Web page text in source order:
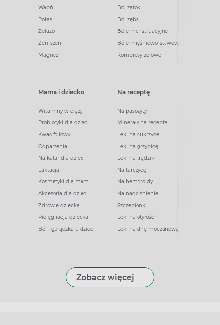
Wapń
Potas
Żelazo
Żeń-szeń
Magnez
Ból zatok
Ból zęba
Bóle menstruacyjne
Bóle mięśniowo-stawowe
Kompresy żelowe
Mama i dziecko
Witaminy w ciąży
Probiotyki dla dzieci
Kwas foliowy
Odparzenia
Na katar dla dzieci
Laktacja
Kosmetyki dla mam
Akcesoria dla dzieci
Zdrowie dziecka
Pielęgnacja dziecka
Ból i gorączka u dzieci
Na receptę
Na pasożyty
Minerały na receptę
Leki na cukrzycę
Leki na grzybicę
Leki na trądzik
Na tarczycę
Na hemoroidy
Na nadciśnienie
Szczepionki
Leki na otyłość
Leki na dnę moczanową
Zobacz więcej